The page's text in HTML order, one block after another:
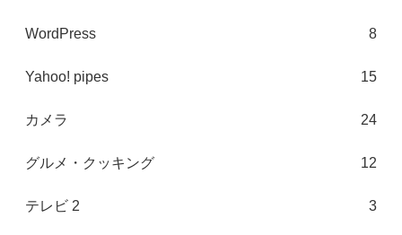
WordPress 8
Yahoo! pipes 15
カメラ 24
グルメ・クッキング 12
テレビ 2 3